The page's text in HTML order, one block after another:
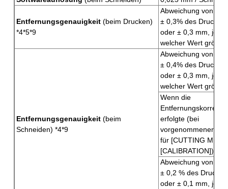
Entfernungsgenauigkeit (beim Drucken)
*4*5*9
Abweichung von
± 0,3% des
oder ± 0,3 mm, je
welcher Wert größer
Entfernungsgenauigkeit (beim
Schneiden) *4*9
Abweichung von
± 0,4% des
oder ± 0,3 mm, je
welcher Wert größer
Wenn die
Entfernungskorrektur
erfolgte (bei
vorgenommener
für [CUTTING
[CALIBRATION]):
Abweichung von
± 0,2 % des
oder ± 0,1 mm, je